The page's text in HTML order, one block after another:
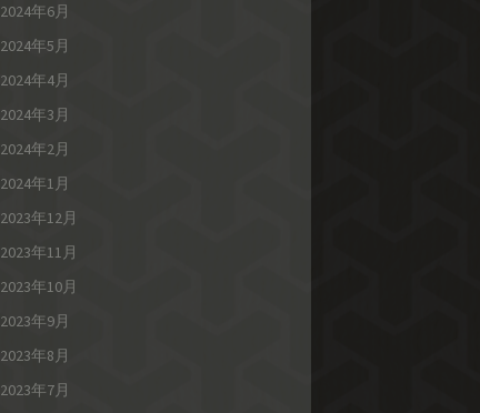
2024年6月
2024年5月
2024年4月
2024年3月
2024年2月
2024年1月
2023年12月
2023年11月
2023年10月
2023年9月
2023年8月
2023年7月